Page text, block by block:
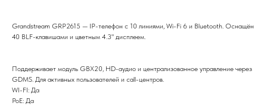
Grandstream GRP2615 — IP-телефон с 10 линиями, Wi-Fi 6 и Bluetooth. Оснащён
40 BLF-клавишами и цветным 4.3" дисплеем.
Поддерживает модуль GBX20, HD-аудио и централизованное управление через
GDMS. Для активных пользователей и call-центров.
WI-FI: Да
PoE: Да